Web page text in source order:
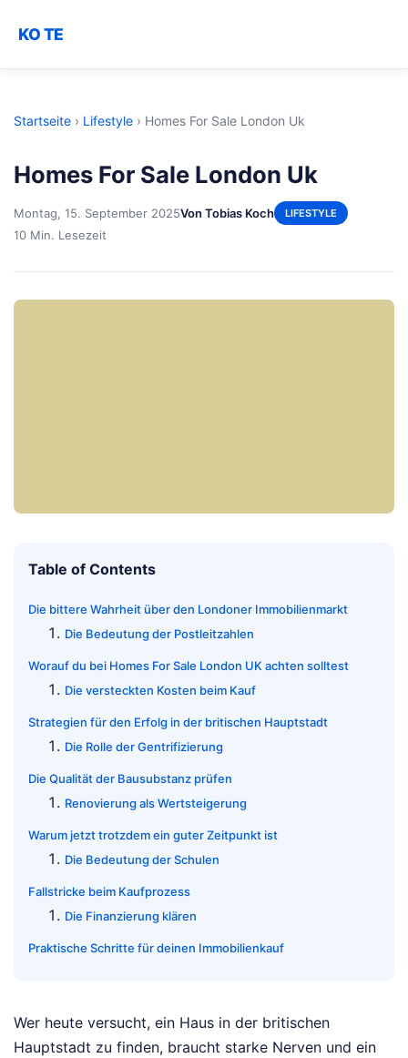
KO TE
Startseite › Lifestyle › Homes For Sale London Uk
Homes For Sale London Uk
Montag, 15. September 2025Von Tobias Koch LIFESTYLE
10 Min. Lesezeit
Table of Contents
Die bittere Wahrheit über den Londoner Immobilienmarkt
Die Bedeutung der Postleitzahlen
Worauf du bei Homes For Sale London UK achten solltest
Die versteckten Kosten beim Kauf
Strategien für den Erfolg in der britischen Hauptstadt
Die Rolle der Gentrifizierung
Die Qualität der Bausubstanz prüfen
Renovierung als Wertsteigerung
Warum jetzt trotzdem ein guter Zeitpunkt ist
Die Bedeutung der Schulen
Fallstricke beim Kaufprozess
Die Finanzierung klären
Praktische Schritte für deinen Immobilienkauf
Wer heute versucht, ein Haus in der britischen
Hauptstadt zu finden, braucht starke Nerven und ein